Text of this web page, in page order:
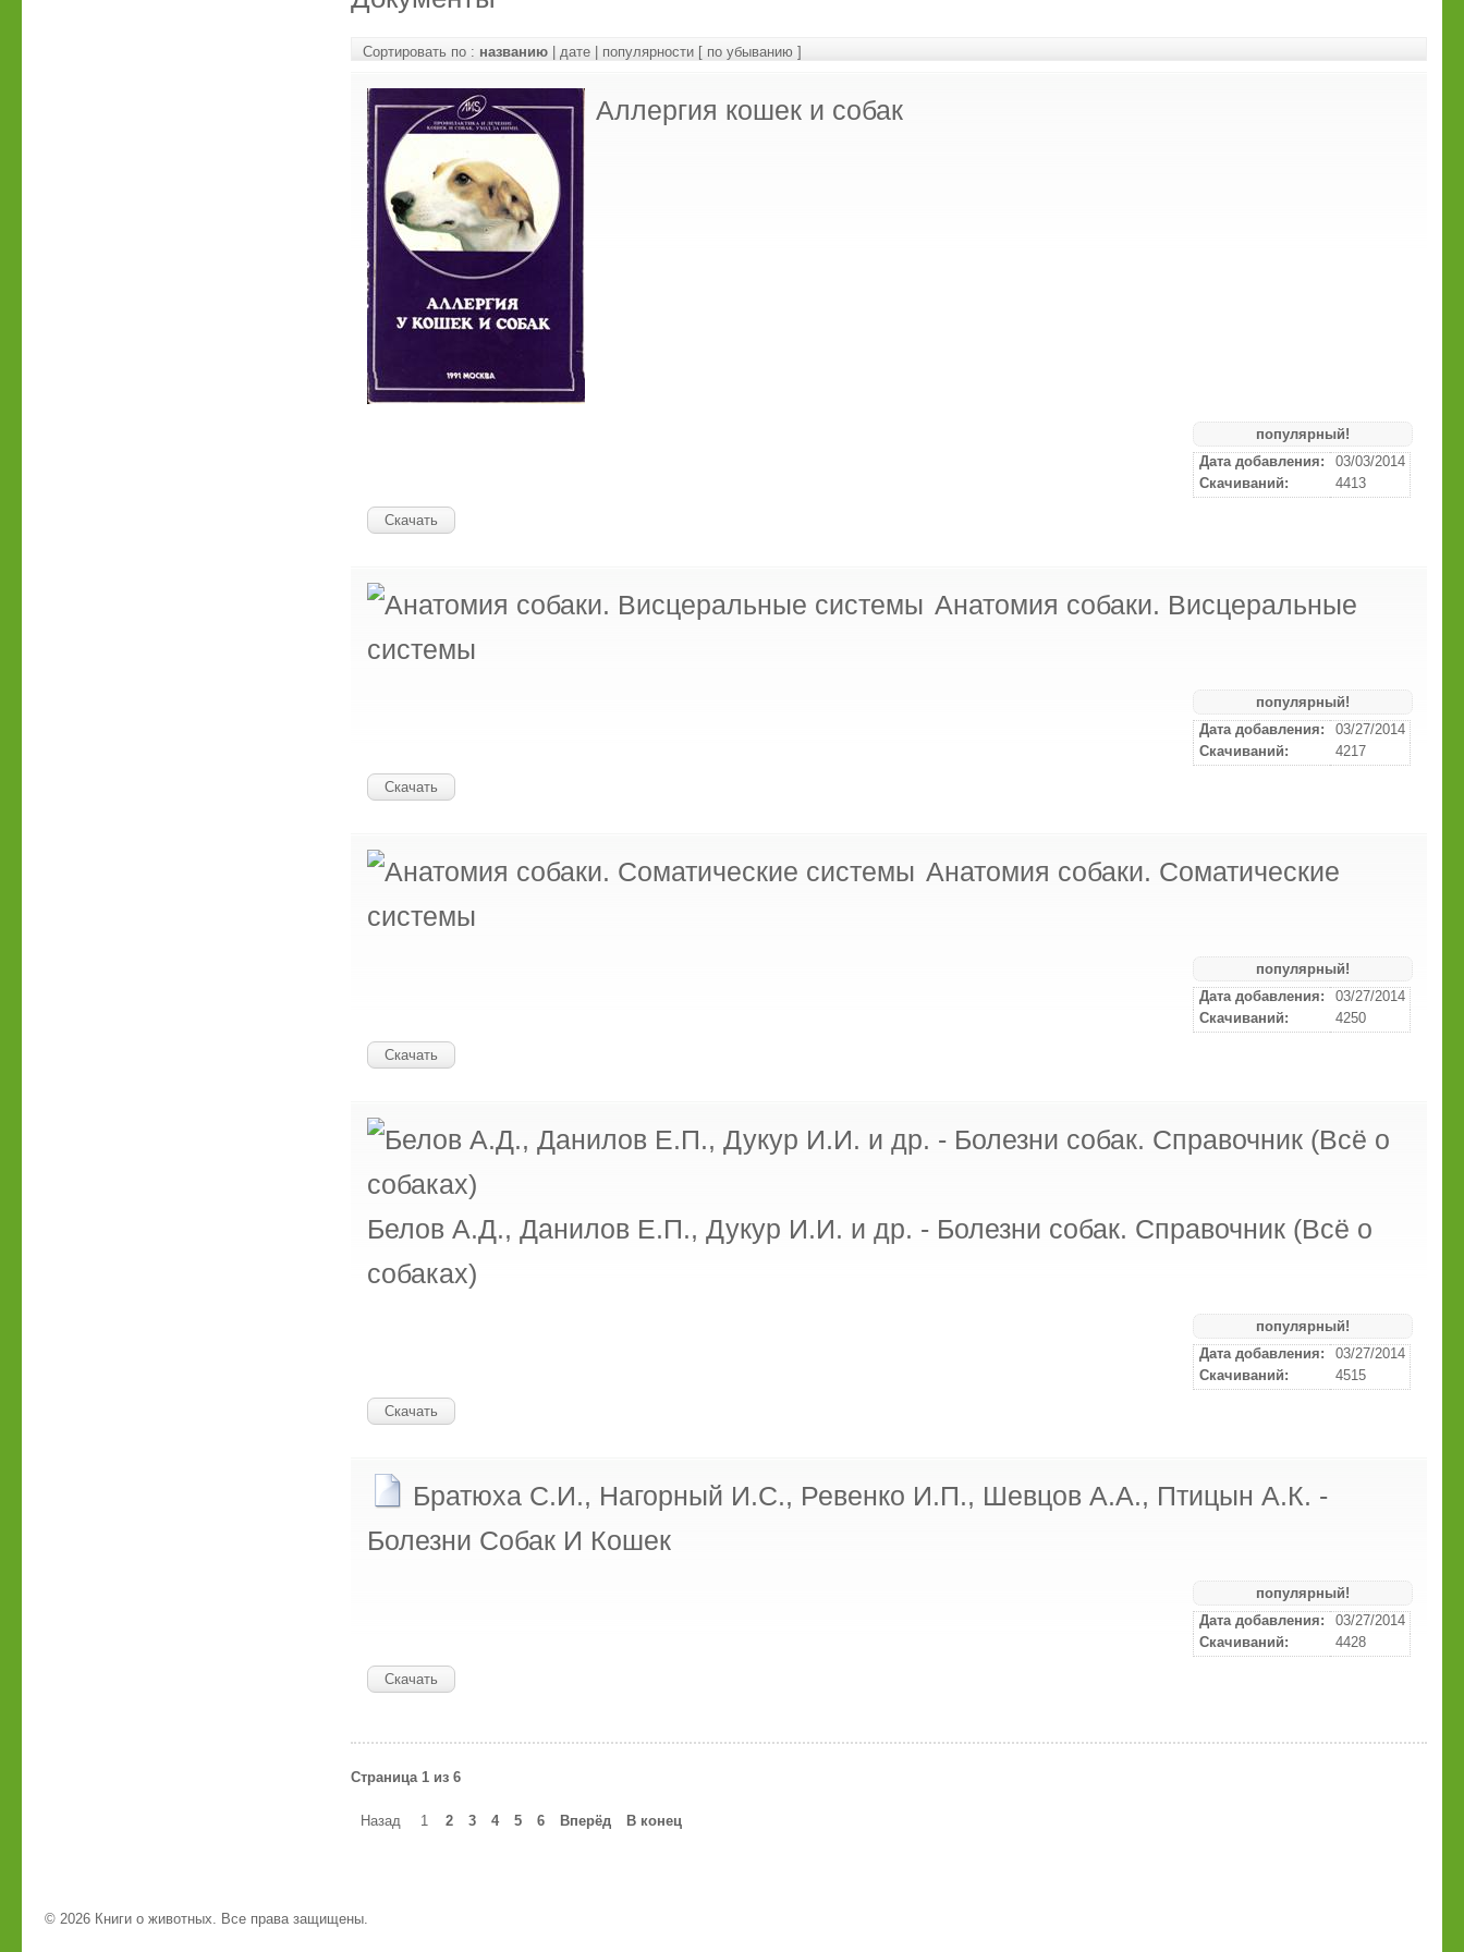
Сортировать по : названию |дате популярности [ по убыванию ]
Аллергия кошек и собак
популярный!
Дата добавления:
03/03/2014
Скачиваний:
4413
Скачать
Анатомия собаки. Висцеральные
системы
популярный!
Дата добавления:
03/27/2014
Скачиваний:
4217
Скачать
Анатомия собаки. Соматические
системы
популярный!
Дата добавления:
03/27/2014
Скачиваний:
4250
Скачать
Белов А.Д., Данилов Е.П., Дукур И.И. и др. - Болезни собак. Справочник (Всё о
собаках)
популярный!
Дата добавления:
03/27/2014
Скачиваний:
4515
Скачать
Братюха С.И., Нагорный И.С., Ревенко И.П., Шевцов А.А., Птицын А.К. -
Болезни Собак И Кошек
популярный!
Дата добавления:
03/27/2014
Скачиваний:
4428
Скачать
Страница 1 из 6
Назад 1 2 3 4 5 6 Вперёд В конец
© 2026 Книги о животных. Все права защищены.